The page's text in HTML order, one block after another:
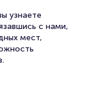
узнаете
с нами,
мест,